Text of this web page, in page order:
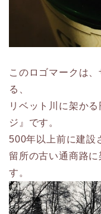
このロゴマークは
る、
リベット川に架か
ジ』です。
500年以上前に建設
留所の古い通商路
す。